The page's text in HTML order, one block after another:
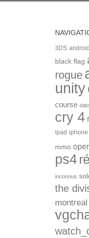
3DS android
black flag
rogue
unity
course
cry 4
ipad iphone
mmo
ps4
inconnus
the
montreal